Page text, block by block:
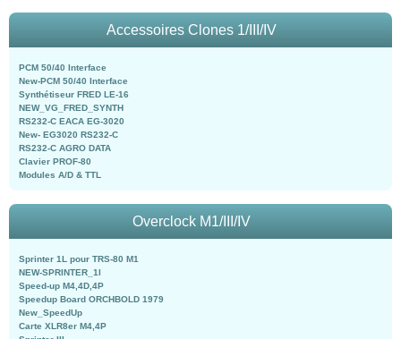
Accessoires Clones 1/III/IV
PCM 50/40 Interface
New-PCM 50/40 Interface
Synthétiseur FRED LE-16
NEW_VG_FRED_SYNTH
RS232-C EACA EG-3020
New- EG3020 RS232-C
RS232-C AGRO DATA
Clavier PROF-80
Modules A/D & TTL
Overclock M1/III/IV
Sprinter 1L pour TRS-80 M1
NEW-SPRINTER_1l
Speed-up M4,4D,4P
Speedup Board ORCHBOLD 1979
New_SpeedUp
Carte XLR8er M4,4P